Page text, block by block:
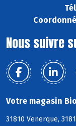
Nous suivre
Votre magasin
31810 Venerque,